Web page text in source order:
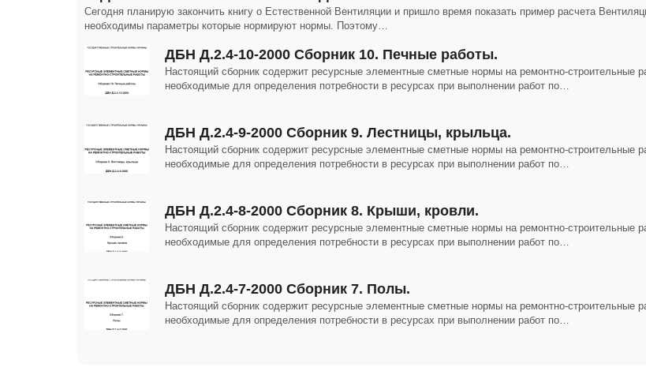
Сегодня планирую закончить книгу о Естественной Вентиляции и пришло время показать пример расчета
необходимы параметры которые нормируют нормы. Поэтому…
ДБН Д.2.4-10-2000 Сборник 10. Печные работы.
Настоящий сборник содержит ресурсные элементные сметные нормы на ремонтно-строительные
необходимые для определения потребности в ресурсах при выполнении работ по…
ДБН Д.2.4-9-2000 Сборник 9. Лестницы, крыльца.
Настоящий сборник содержит ресурсные элементные сметные нормы на ремонтно-строительные
необходимые для определения потребности в ресурсах при выполнении работ по…
ДБН Д.2.4-8-2000 Сборник 8. Крыши, кровли.
Настоящий сборник содержит ресурсные элементные сметные нормы на ремонтно-строительные
необходимые для определения потребности в ресурсах при выполнении работ по…
ДБН Д.2.4-7-2000 Сборник 7. Полы.
Настоящий сборник содержит ресурсные элементные сметные нормы на ремонтно-строительные
необходимые для определения потребности в ресурсах при выполнении работ по…